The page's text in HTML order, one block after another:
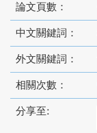
論文頁數：
中文關鍵詞：
外文關鍵詞：
相關次數：
分享至: